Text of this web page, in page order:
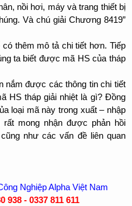
nồi hơi, máy và trang thiết bị
Và chú giải Chương 8419”
thêm mô tả chi tiết hơn. Tiếp
ta biết được mã HS của tháp
nắm được các thông tin chi tiết
HS tháp giải nhiệt là gì? Đồng
loại mã này trong xuất – nhập
rất mong nhận được phản hồi
như các vấn đề liên quan
Nghiệp Alpha Việt Nam
938 - 0337 811 611